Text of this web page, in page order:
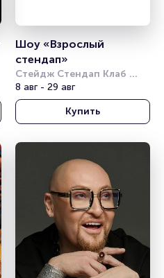
Шоу «Взрослый
стендап»
Стейдж Стендап Клаб
(Stage StandUp Club)
8 авг - 29 авг
Купить